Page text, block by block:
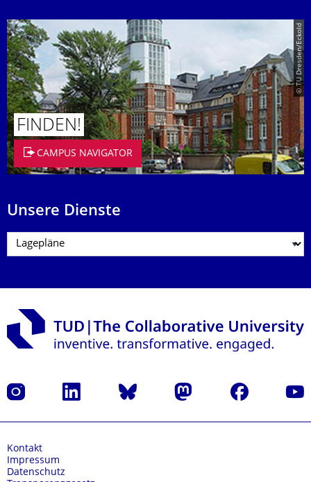
© TU Dresden/Eckold
FINDEN!
CAMPUS NAVIGATOR
Unsere Dienste
Instagram LinkedIn Bluesky Mastodon Facebook
Kontakt
Impressum
Datenschutz